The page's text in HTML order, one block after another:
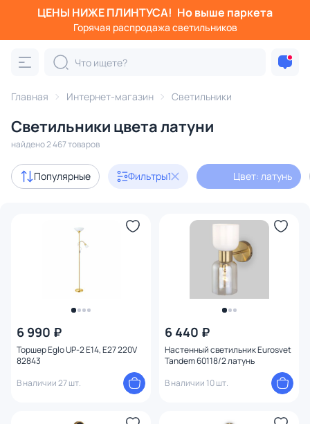
ЦЕНЫ НИЖЕ ПЛИНТУСА! Но выше паркета
Горячая распродажа светильников
Главная Интернет-магазин Светильники
Светильники цвета латуни
найдено 2 467 товаров
Популярные Фильтры1 Цвет: латунь
6 990 ₽
Торшер Eglo UP-2 E14, E27 220V
82843
В наличии 27 шт.
6 440 ₽
Настенный светильник Eurosvet
Tandem 60118/2 латунь
В наличии 10 шт.
Фильтры
Категория:
Люстры Подвесные светильники
Акции 101
1819
Цвет 1